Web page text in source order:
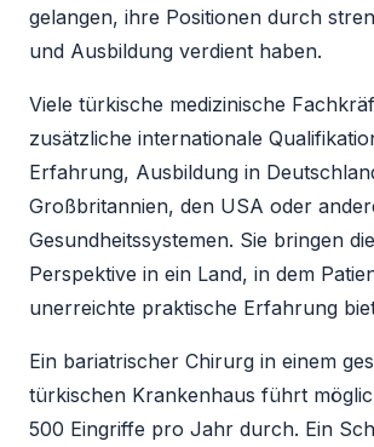
gelangen, ihre Positionen durch
und Ausbildung verdient haben.
Viele türkische medizinische
zusätzliche internationale
Erfahrung, Ausbildung in
Großbritannien, den USA oder
Gesundheitssystemen. Sie bringen
Perspektive in ein Land, in dem
unerreichte praktische Erfahrung
Ein bariatrischer Chirurg in einem
türkischen Krankenhaus führt
500 Eingriffe pro Jahr durch. Ein